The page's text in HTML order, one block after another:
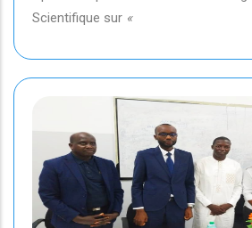
Scientifique sur «